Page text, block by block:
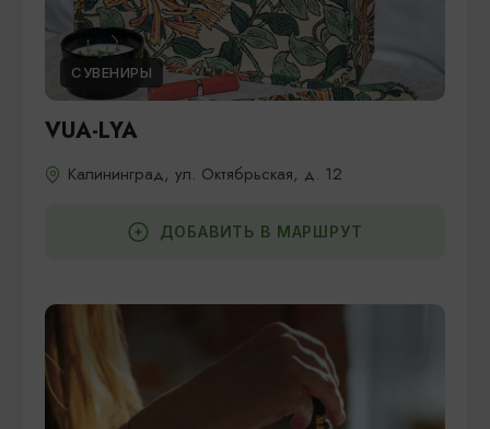
СУВЕНИРЫ
VUA-LYA
Калининград, ул. Октябрьская, д. 12
ДОБАВИТЬ В МАРШРУТ